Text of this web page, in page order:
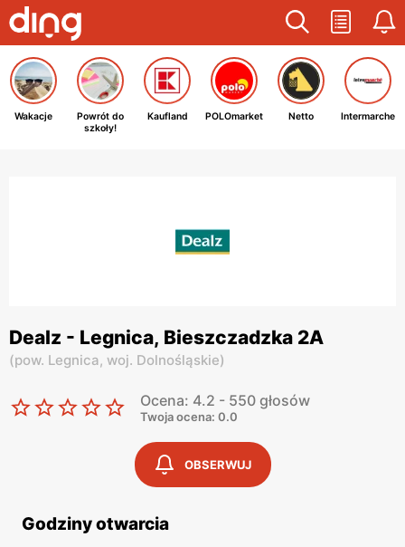
Wakacje
Powrót do
szkoły!
Kaufland POLOmarket Netto Intermarche
Dealz - Legnica, Bieszczadzka 2A
(pow. Legnica, woj. Dolnośląskie)
Ocena: 4.2 - 550 głosów
Twoja ocena: 0.0
OBSERWUJ
Godziny otwarcia